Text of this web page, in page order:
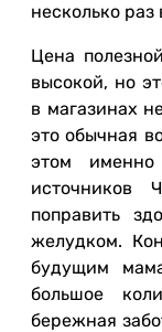
несколько раз
Цена
высокой, но
в магазинах
это обычная
этом
поправить
желудком.
будущим
большое
бережная